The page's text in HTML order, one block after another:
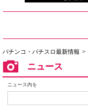
パチンコ・パチスロ最新情報
ニュース
ニュース内を